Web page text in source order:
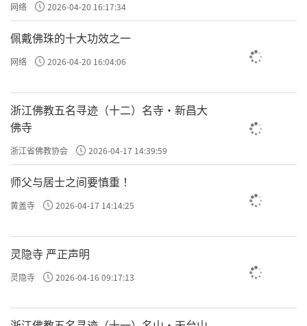
网络 2026-04-20 16:17:34
佩戴佛珠的十大功效之一
网络 2026-04-20 16:04:06
浙江佛教五名寻迹（十二）名寺·新昌大
佛寺
浙江省佛教协会 2026-04-17 14:39:59
师父与居士之间要慎重 ！
黄盖寺 2026-04-17 14:14:25
灵隐寺 严正声明
灵隐寺 2026-04-16 09:17:13